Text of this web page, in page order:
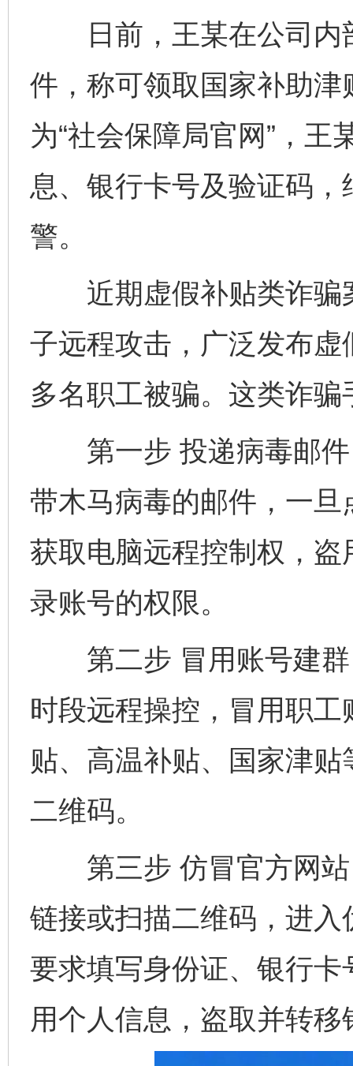
日前，王某在公司内
件，称可领取国家补助
为“社会保障局官网”，
息、银行卡号及验证码
警。
近期虚假补贴类诈骗
子远程攻击，广泛发布
多名职工被骗。这类诈
第一步 投递病毒邮件
带木马病毒的邮件，一
获取电脑远程控制权，
录账号的权限。
第二步 冒用账号建群
时段远程操控，冒用职
贴、高温补贴、国家津
二维码。
第三步 仿冒官方网站
链接或扫描二维码，进
要求填写身份证、银行
用个人信息，盗取并转移